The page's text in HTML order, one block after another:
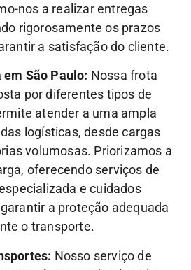
nos a realizar entregas
rigorosamente os prazos
a satisfação do cliente.
São Paulo: Nossa frota
por diferentes tipos de
atender a uma ampla
logísticas, desde cargas
volumosas. Priorizamos a
oferecendo serviços de
e cuidados
a proteção adequada
o transporte.
Nosso serviço de